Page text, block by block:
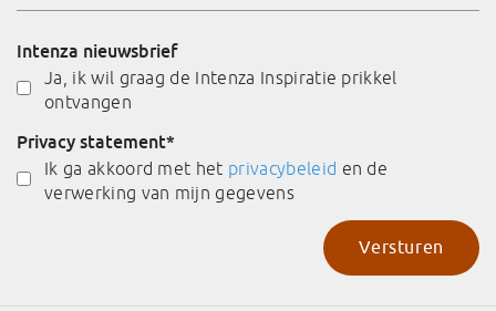
Intenza nieuwsbrief
Ja, ik wil graag de Intenza Inspiratie prikkel
ontvangen
Privacy statement*
Ik ga akkoord met het privacybeleid en de
verwerking van mijn gegevens